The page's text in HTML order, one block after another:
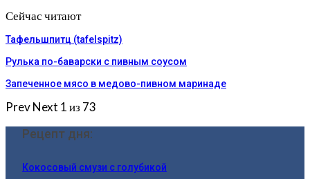
Сейчас читают
Тафельшпитц (tafelspitz)
Рулька по-баварски с пивным соусом
Запеченное мясо в медово-пивном маринаде
PrevNext 1 из 73
Рецепт дня:
Кокосовый смузи с голубикой